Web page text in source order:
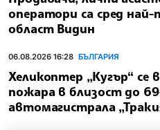
оператори са сред
област Видин
06.08.2026 16:28 БЪЛГАРИЯ
Хеликоптер „Кугър“ се
пожара в близост до
автомагистрала